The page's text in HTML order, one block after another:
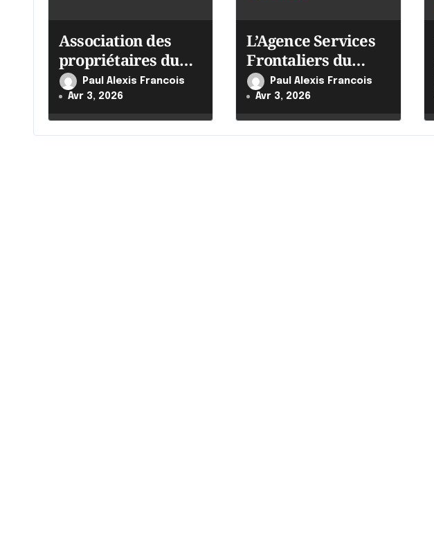
e
l
'
a
Association des
propriétaires du
Québec
Paul Alexis Francois
Avr 3, 2026
L’Agence Services
Frontaliers du
Canada intensifie
ses efforts
Paul Alexis Francois
Avr 3, 2026